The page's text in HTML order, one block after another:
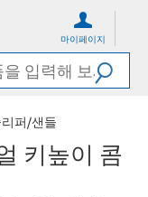
마이페이지
퍼/샌들
키높이 콤